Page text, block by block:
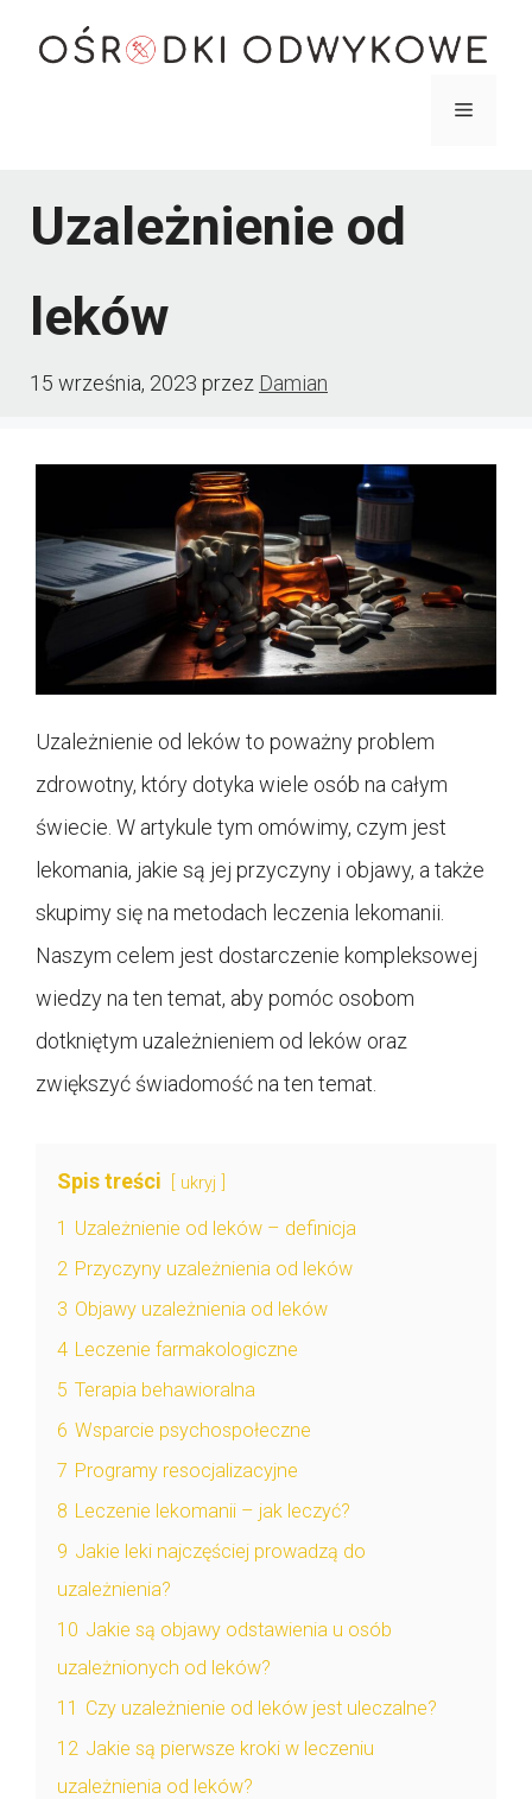
Menu
Uzależnienie od
leków
15 września, 2023 przez Damian
Uzależnienie od leków to poważny problem
zdrowotny, który dotyka wiele osób na całym
świecie. W artykule tym omówimy, czym jest
lekomania, jakie są jej przyczyny i objawy, a także
skupimy się na metodach leczenia lekomanii.
Naszym celem jest dostarczenie kompleksowej
wiedzy na ten temat, aby pomóc osobom
dotkniętym uzależnieniem od leków oraz
zwiększyć świadomość na ten temat.
Spis treści ukryj
1 Uzależnienie od leków – definicja
2 Przyczyny uzależnienia od leków
3 Objawy uzależnienia od leków
4 Leczenie farmakologiczne
5 Terapia behawioralna
6 Wsparcie psychospołeczne
7 Programy resocjalizacyjne
8 Leczenie lekomanii – jak leczyć?
9 Jakie leki najczęściej prowadzą do
uzależnienia?
10 Jakie są objawy odstawienia u osób
uzależnionych od leków?
11 Czy uzależnienie od leków jest uleczalne?
12 Jakie są pierwsze kroki w leczeniu
uzależnienia od leków?